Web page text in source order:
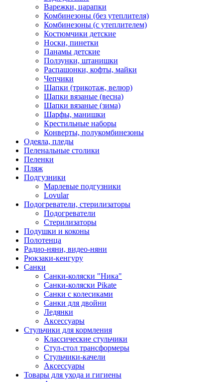
Варежки, царапки
Комбинезоны (без утеплителя)
Комбинезоны (с утеплителем)
Костюмчики детские
Носки, пинетки
Панамы детские
Ползунки, штанишки
Распашонки, кофты, майки
Чепчики
Шапки (трикотаж, велюр)
Шапки вязаные (весна)
Шапки вязаные (зима)
Шарфы, манишки
Крестильные наборы
Конверты, полукомбинезоны
Одеяла, пледы
Пеленальные столики
Пеленки
Пляж
Подгузники
Марлевые подгузники
Lovular
Подогреватели, стерилизаторы
Подогреватели
Стерилизаторы
Подушки и коконы
Полотенца
Радио-няни, видео-няни
Рюкзаки-кенгуру
Санки
Санки-коляски "Ника"
Санки-коляски Pikate
Санки с колесиками
Санки для двойни
Ледянки
Аксессуары
Стульчики для кормления
Классические стульчики
Стул-стол трансформеры
Стульчики-качели
Аксессуары
Товары для ухода и гигиены